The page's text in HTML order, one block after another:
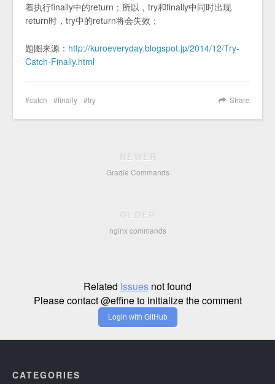
着执行finally中的return；所以，try和finally中同时出现
return时，try中的return将会失效；
题图来源： http://kuroeveryday.blogspot.jp/2014/12/Try-
Catch-Finally.html
Share
catch finally try
NEWER
Gradle Commands
OLDER
nginx commands
Related Issues not found
Please contact @effine to initialize the comment
Login with GitHub
CATEGORIES